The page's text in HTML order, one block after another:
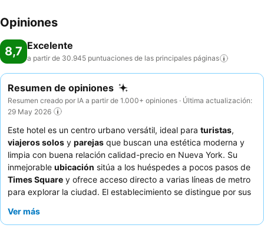
Opiniones
8,7 Excelente
a partir de 30.945 puntuaciones de las principales páginas
Resumen de opiniones
Resumen creado por IA a partir de 1.000+ opiniones · Última actualización:
29 May 2026
Este hotel es un centro urbano versátil, ideal para turistas,
viajeros solos y parejas que buscan una estética moderna y
limpia con buena relación calidad-precio en Nueva York. Su
inmejorable ubicación sitúa a los huéspedes a pocos pasos de
Times Square y ofrece acceso directo a varias líneas de metro
para explorar la ciudad. El establecimiento se distingue por sus
sistema de ascensor seguro que requiere acceso con tarjeta.
Ver más